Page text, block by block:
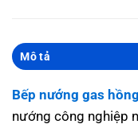
Mô tả
Bếp nướng gas
nướng công nghiệp